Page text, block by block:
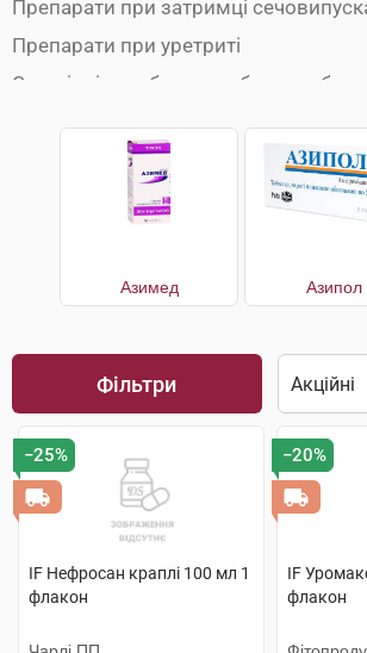
Препарати при затримці
Препарати при уретриті
Сечогінні засоби при набряках
Сечогінні препарати
Сечогінні препарати при набряках ніг
Урологічні препарати
Азимед Азипол
Фільтри
−25%
IF Нефросан краплі 100 мл 1
флакон
−20%
IF
флакон